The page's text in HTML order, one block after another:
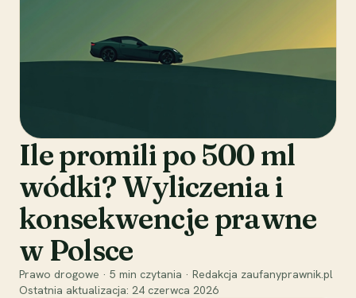
Ile promili po 500 ml
wódki? Wyliczenia i
konsekwencje prawne
w Polsce
Prawo drogowe · 5 min czytania · Redakcja zaufanyprawnik.pl
Ostatnia aktualizacja: 24 czerwca 2026